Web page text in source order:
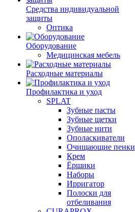
Средства индивидуальной
защиты
Оптика
Оборудование
Медицинская мебель
Расходные материалы
Профилактика и уход
SPLAT
Зубные пасты
Зубные щетки
Зубные нити
Ополаскиватели
Очищающие пенки
Крем
Ёршики
Наборы
Ирригатор
Полоски для
отбеливания